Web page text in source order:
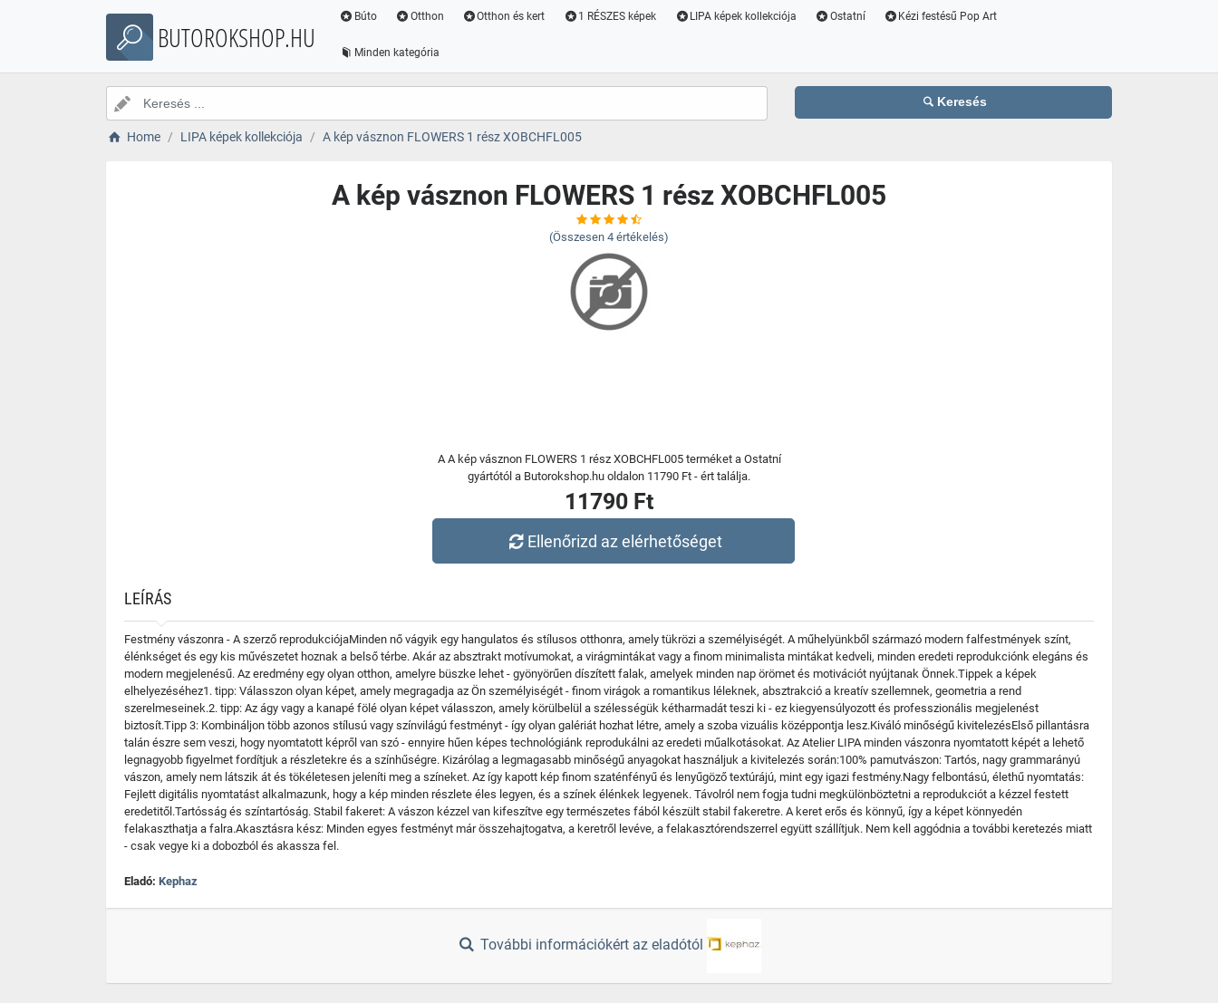
BUTOROKSHOP.HU
Búto Otthon Otthon és kert 1 RÉSZES képek LIPA képek kollekciója Ostatní Kézi festésű Pop Art
Minden kategória
Keresés
Home LIPA képek kollekciója A kép vásznon FLOWERS 1 rész XOBCHFL005
A kép vásznon FLOWERS 1 rész XOBCHFL005
(Összesen 4 értékelés)
A A kép vásznon FLOWERS 1 rész XOBCHFL005 terméket a Ostatní
gyártótól a Butorokshop.hu oldalon 11790 Ft - ért találja.
11790 Ft
Ellenőrizd az elérhetőséget
LEÍRÁS
Festmény vászonra - A szerző reprodukciójaMinden nő vágyik egy hangulatos és stílusos otthonra, amely tükrözi a személyiségét. A műhelyünkből származó modern falfestmények színt,
élénkséget és egy kis művészetet hoznak a belső térbe. Akár az absztrakt motívumokat, a virágmintákat vagy a finom minimalista mintákat kedveli, minden eredeti reprodukciónk elegáns és
modern megjelenésű. Az eredmény egy olyan otthon, amelyre büszke lehet - gyönyörűen díszített falak, amelyek minden nap örömet és motivációt nyújtanak Önnek.Tippek a képek
elhelyezéséhez1. tipp: Válasszon olyan képet, amely megragadja az Ön személyiségét - finom virágok a romantikus léleknek, absztrakció a kreatív szellemnek, geometria a rend
szerelmeseinek.2. tipp: Az ágy vagy a kanapé fölé olyan képet válasszon, amely körülbelül a szélességük kétharmadát teszi ki - ez kiegyensúlyozott és professzionális megjelenést
biztosít.Tipp 3: Kombináljon több azonos stílusú vagy színvilágú festményt - így olyan galériát hozhat létre, amely a szoba vizuális középpontja lesz.Kiváló minőségű kivitelezésElső pillantásra
talán észre sem veszi, hogy nyomtatott képről van szó - ennyire hűen képes technológiánk reprodukálni az eredeti műalkotásokat. Az Atelier LIPA minden vászonra nyomtatott képét a lehető
legnagyobb figyelmet fordítjuk a részletekre és a színhűségre. Kizárólag a legmagasabb minőségű anyagokat használjuk a kivitelezés során:100% pamutvászon: Tartós, nagy grammarányú
vászon, amely nem látszik át és tökéletesen jeleníti meg a színeket. Az így kapott kép finom szaténfényű és lenyűgöző textúrájú, mint egy igazi festmény.Nagy felbontású, élethű nyomtatás:
Fejlett digitális nyomtatást alkalmazunk, hogy a kép minden részlete éles legyen, és a színek élénkek legyenek. Távolról nem fogja tudni megkülönböztetni a reprodukciót a kézzel festett
eredetitől.Tartósság és színtartóság. Stabil fakeret: A vászon kézzel van kifeszítve egy természetes fából készült stabil fakeretre. A keret erős és könnyű, így a képet könnyedén
felakaszthatja a falra.Akasztásra kész: Minden egyes festményt már összehajtogatva, a keretről levéve, a felakasztórendszerrel együtt szállítjuk. Nem kell aggódnia a további keretezés miatt
- csak vegye ki a dobozból és akassza fel.
Eladó: Kephaz
További információkért az eladótól